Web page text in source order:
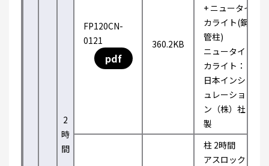
2
時
間
FP120CN-
0121
pdf
360.2KB
+ ニュータイ
カライト(鋼
管柱)
ニュータイ
カライト：
日本インシ
ュレーショ
ン（株）社
製
柱 2時間
アスロック